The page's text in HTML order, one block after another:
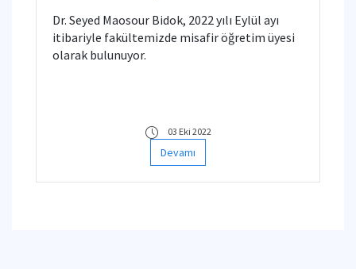
Dr. Seyed Maosour Bidok, 2022 yılı Eylül ayı
itibariyle fakültemizde misafir öğretim üyesi
olarak bulunuyor.
03 Eki 2022
Devamı